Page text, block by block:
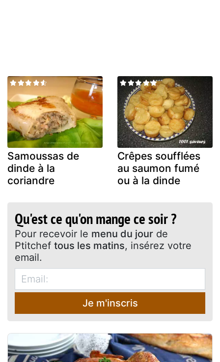
Samoussas de
dinde à la
coriandre
Crêpes soufflées
au saumon fumé
ou à la dinde
Qu'est ce qu'on mange ce soir ?
Pour recevoir le menu du jour de
Ptitchef tous les matins, insérez votre
email.
Je m'inscris